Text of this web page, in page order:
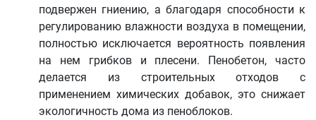
подвержен гниению, а благодаря способности к
регулированию влажности воздуха в помещении,
полностью исключается вероятность появления
на нем грибков и плесени. Пенобетон, часто
делается из строительных отходов с
применением химических добавок, это снижает
экологичность дома из пеноблоков.